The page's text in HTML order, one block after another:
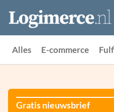
Vacatures
Events
Alles E-commerce
Gratis nieuwsbrief